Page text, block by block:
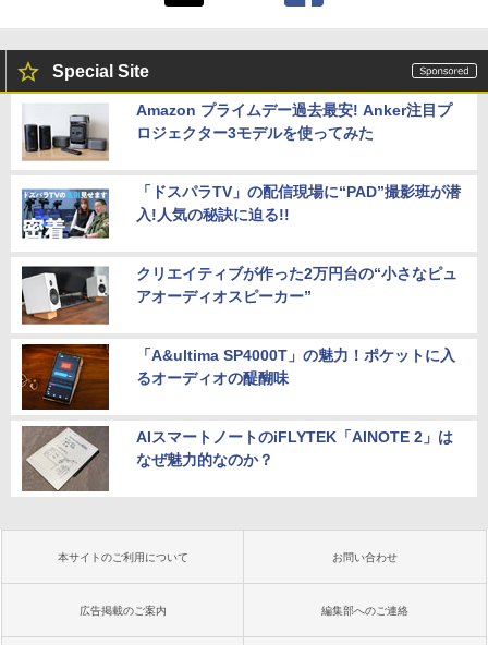
Special Site
Amazon プライムデー過去最安! Anker注目プ
ロジェクター3モデルを使ってみた
「ドスパラTV」の配信現場に“PAD”撮影班が潜
入!人気の秘訣に迫る!!
クリエイティブが作った2万円台の“小さなピュ
アオーディオスピーカー”
「A&ultima SP4000T」の魅力！ポケットに入
るオーディオの醍醐味
AIスマートノートのiFLYTEK「AINOTE 2」は
なぜ魅力的なのか？
本サイトのご利用について お問い合わせ
広告掲載のご案内 編集部へのご連絡